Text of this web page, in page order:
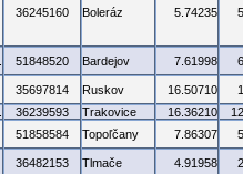
36245160 Boleráz 5.74235
51848520 Bardejov 7.61998
35697814 Ruskov 16.50710
36239593 Trakovice 16.36210
51858584 Topoľčany 7.86307
36482153 Tlmače 4.91958